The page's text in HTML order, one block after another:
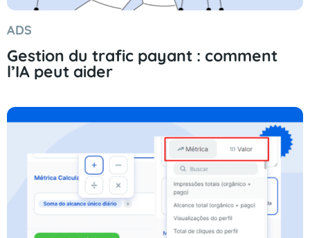
ADS
Gestion du trafic payant : comment
l’IA peut aider